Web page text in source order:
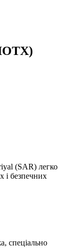
(SAR) легко
і безпечних
спеціально